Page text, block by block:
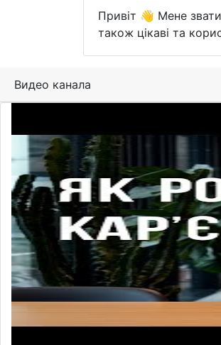
Привіт 👋 Мене
також цікаві та
Видео канала